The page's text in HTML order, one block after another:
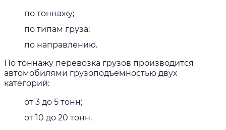
по тоннажу;
по типам груза;
по направлению.
По тоннажу перевозка грузов производится
автомобилями грузоподъемностью двух
категорий:
от 3 до 5 тонн;
от 10 до 20 тонн.